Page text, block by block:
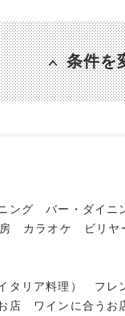
条件を
ング バー・ダイニ
カラオケ ビリヤ
タリア料理） フレ
店 ワインに合うお